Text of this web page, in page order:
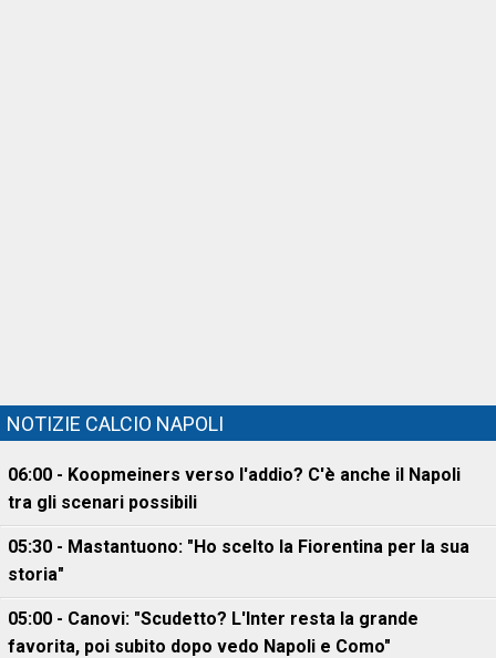
NOTIZIE CALCIO NAPOLI
06:00 - Koopmeiners verso l'addio? C'è anche il Napoli
tra gli scenari possibili
05:30 - Mastantuono: "Ho scelto la Fiorentina per la sua
storia"
05:00 - Canovi: "Scudetto? L'Inter resta la grande
favorita, poi subito dopo vedo Napoli e Como"